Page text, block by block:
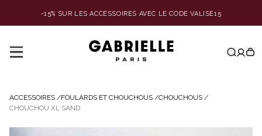
-15% SUR LES ACCESSOIRES AVEC LE CODE VALISE15
ACCESSOIRES /FOULARDS ET CHOUCHOUS /CHOUCHOUS /
CHOUCHOU XL SAND